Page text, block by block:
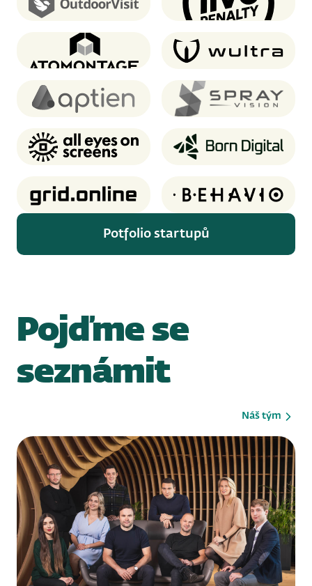
OutdoorVisit Live Penalty
Atomontage Wultra
Aptien SprayVision
AEOS Born Digital
Grid.online Behavio
Potfolio startupů
Pojďme se
seznámit
Náš tým